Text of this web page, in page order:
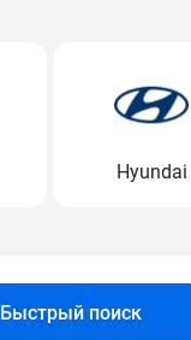
Hyundai
Быстрый поиск